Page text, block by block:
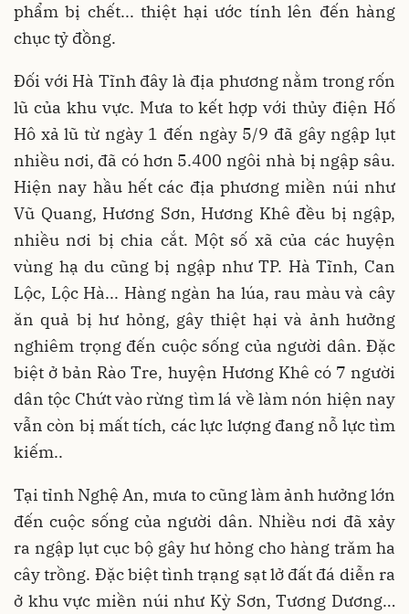
phẩm bị chết... thiệt hại ước tính lên đến hàng
chục tỷ đồng.
Đối với Hà Tĩnh đây là địa phương nằm trong rốn
lũ của khu vực. Mưa to kết hợp với thủy điện Hố
Hô xả lũ từ ngày 1 đến ngày 5/9 đã gây ngập lụt
nhiều nơi, đã có hơn 5.400 ngôi nhà bị ngập sâu.
Hiện nay hầu hết các địa phương miền núi như
Vũ Quang, Hương Sơn, Hương Khê đều bị ngập,
nhiều nơi bị chia cắt. Một số xã của các huyện
vùng hạ du cũng bị ngập như TP. Hà Tĩnh, Can
Lộc, Lộc Hà... Hàng ngàn ha lúa, rau màu và cây
ăn quả bị hư hỏng, gây thiệt hại và ảnh hưởng
nghiêm trọng đến cuộc sống của người dân. Đặc
biệt ở bản Rào Tre, huyện Hương Khê có 7 người
dân tộc Chứt vào rừng tìm lá về làm nón hiện nay
vẫn còn bị mất tích, các lực lượng đang nỗ lực tìm
kiếm..
Tại tỉnh Nghệ An, mưa to cũng làm ảnh hưởng lớn
đến cuộc sống của người dân. Nhiều nơi đã xảy
ra ngập lụt cục bộ gây hư hỏng cho hàng trăm ha
cây trồng. Đặc biệt tình trạng sạt lở đất đá diễn ra
ở khu vực miền núi như Kỳ Sơn, Tương Dương…